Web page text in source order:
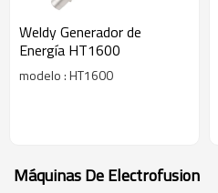
Weldy Generador de
Energía HT1600
modelo : HT1600
Máquinas De Electrofusion